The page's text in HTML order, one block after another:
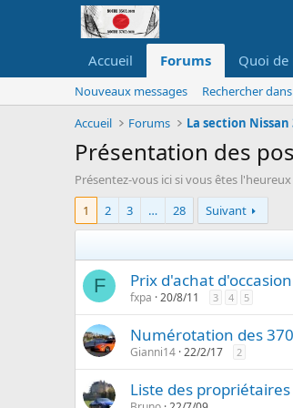
Accueil Forums Quoi de
Nouveaux messages
Rechercher
Accueil
Forums La section Nissan
Présentation des
Présentez-vous ici si vous êtes
1
2 3 … 28 Suivant
F Prix d'achat
fxpa 20/8/11 3 4 5
Numérotation des
Gianni14 22/2/17 2
Liste des